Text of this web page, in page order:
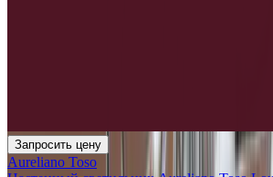
Запросить цену
Aureliano Toso